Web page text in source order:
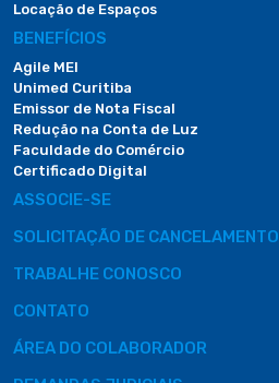
Locação de Espaços
BENEFÍCIOS
Agile MEI
Unimed Curitiba
Emissor de Nota Fiscal
Redução na Conta de Luz
Faculdade do Comércio
Certificado Digital
ASSOCIE-SE
SOLICITAÇÃO DE CANCELAMENTO
TRABALHE CONOSCO
CONTATO
ÁREA DO COLABORADOR